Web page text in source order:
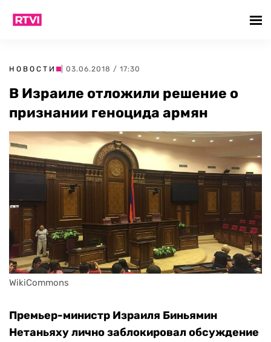
НОВОСТИ | 03.06.2018 / 17:30
В Израиле отложили решение о
признании геноцида армян
WikiCommons
Премьер-министр Израиля Биньямин
Нетаньяху лично заблокировал обсуждение